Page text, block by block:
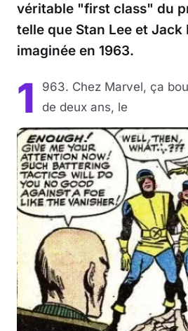
véritable "first class" du
telle que Stan Lee et Jack
imaginée en 1963.
1
963. Chez Marvel, ça
de deux ans, le